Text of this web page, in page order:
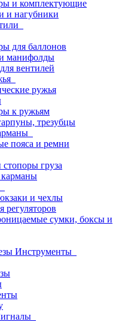
и комплектующие
и нагубники
для баллонов
манифолды
вентилей
ружья
к ружьям
трезубцы
пояса и ремни
груза
карманы
и чехлы
регуляторов
сумки, боксы и
Инструменты